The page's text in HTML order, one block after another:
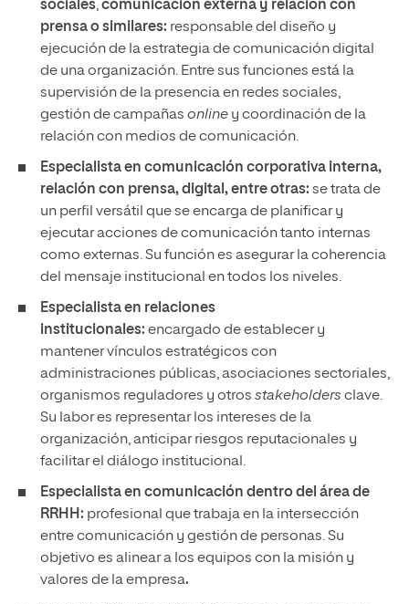
sociales,comunicación externa y relación con
prensa o similares: responsable del diseño y
ejecución de la estrategia de comunicación digital
de una organización. Entre sus funciones está la
supervisión de la presencia en redes sociales,
gestión de campañas online y coordinación de la
relación con medios de comunicación.
Especialista en comunicación corporativa interna,
relación con prensa, digital, entre otras: se trata de
un perfil versátil que se encarga de planificar y
ejecutar acciones de comunicación tanto internas
como externas. Su función es asegurar la coherencia
del mensaje institucional en todos los niveles.
Especialista en relaciones
institucionales: encargado de establecer y
mantener vínculos estratégicos con
administraciones públicas, asociaciones sectoriales,
organismos reguladores y otros stakeholders clave.
Su labor es representar los intereses de la
organización, anticipar riesgos reputacionales y
facilitar el diálogo institucional.
Especialista en comunicación dentro del área de
RRHH: profesional que trabaja en la intersección
entre comunicación y gestión de personas. Su
objetivo es alinear a los equipos con la misión y
valores de la empresa.